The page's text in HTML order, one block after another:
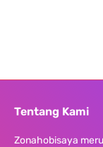
Tentang Kami
Zonahobisaya